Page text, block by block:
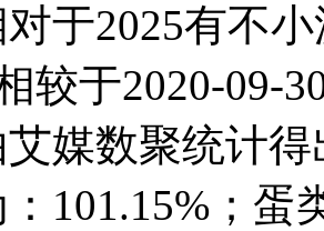
于2025有不
较于2020-09-
媒数聚统计得
101.15%；蛋